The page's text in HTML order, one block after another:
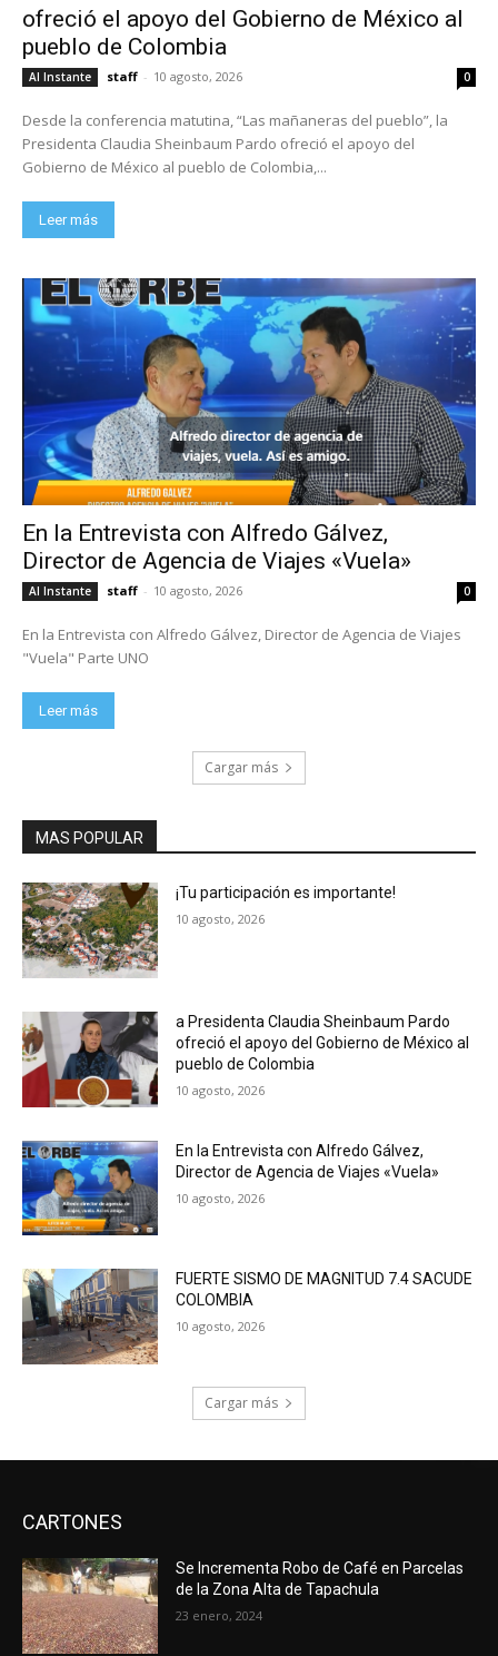
ofreció el apoyo del Gobierno de México al
pueblo de Colombia
Al Instante staff - 10 agosto, 2026 0
Desde la conferencia matutina, “Las mañaneras del pueblo”, la
Presidenta Claudia Sheinbaum Pardo ofreció el apoyo del
Gobierno de México al pueblo de Colombia,...
Leer más
En la Entrevista con Alfredo Gálvez,
Director de Agencia de Viajes «Vuela»
Al Instante staff - 10 agosto, 2026 0
En la Entrevista con Alfredo Gálvez, Director de Agencia de Viajes
"Vuela" Parte UNO
Leer más
Cargar más
MAS POPULAR
¡Tu participación es importante!
10 agosto, 2026
a Presidenta Claudia Sheinbaum Pardo
ofreció el apoyo del Gobierno de México al
pueblo de Colombia
10 agosto, 2026
En la Entrevista con Alfredo Gálvez,
Director de Agencia de Viajes «Vuela»
10 agosto, 2026
FUERTE SISMO DE MAGNITUD 7.4 SACUDE
COLOMBIA
10 agosto, 2026
Cargar más
CARTONES
Se Incrementa Robo de Café en Parcelas
de la Zona Alta de Tapachula
23 enero, 2024